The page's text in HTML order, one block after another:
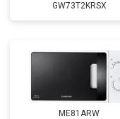
GW73T2KRSX
ME81ARW